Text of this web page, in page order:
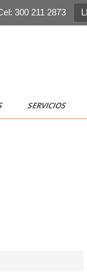
300 211 2873
SERVICIOS